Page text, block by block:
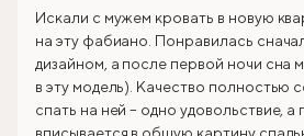
Искали с мужем кровать в новую
на эту фабиано. Понравилась
дизайном, а после первой ночи сна
в эту модель). Качество полностью
спать на ней – одно удовольствие,